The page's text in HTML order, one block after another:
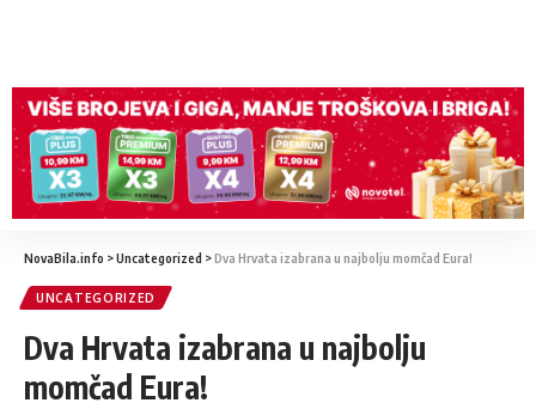
NovaBila.info >Uncategorized >Dva Hrvata izabrana u najbolju momčad Eura!
UNCATEGORIZED
Dva Hrvata izabrana u najbolju
momčad Eura!